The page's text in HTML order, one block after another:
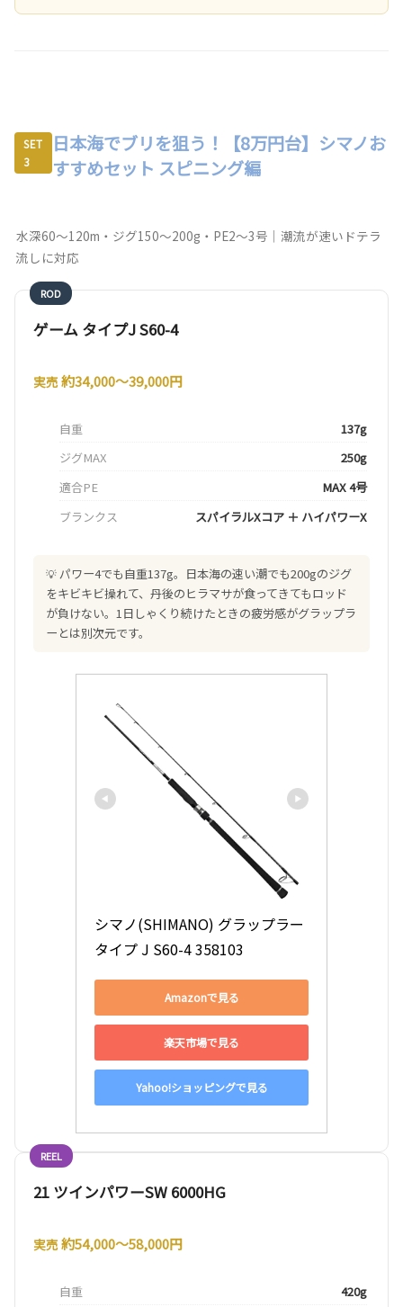
SET
3
日本海でブリを狙う！【8万円台】シマノお
すすめセット スピニング編
水深60〜120m・ジグ150〜200g・PE2〜3号｜潮流が速いドテラ
流しに対応
ROD
ゲーム タイプJ S60-4
実売約34,000〜39,000円
自重
137g
ジグMAX
250g
適合PE
MAX 4号
ブランクス
スパイラルXコア ＋ ハイパワーX
パワー4でも自重137g。日本海の速い潮でも200gのジグ
をキビキビ操れて、丹後のヒラマサが食ってきてもロッド
が負けない。1日しゃくり続けたときの疲労感がグラップラ
ーとは別次元です。
シマノ(SHIMANO) グラップラー
タイプ J S60-4 358103
Amazonで見る
楽天市場で見る
Yahoo!ショッピングで見る
REEL
21 ツインパワーSW 6000HG
実売約54,000〜58,000円
自重 420g